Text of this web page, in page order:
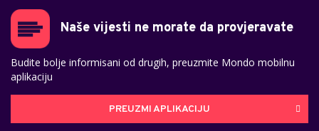
Naše vijesti ne morate da provjeravate
Budite bolje informisani od drugih, preuzmite Mondo mobilnu
aplikaciju
PREUZMI APLIKACIJU